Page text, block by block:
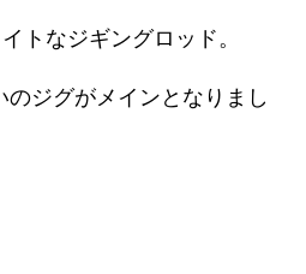
トなジギングロッド。
のジグがメインとなりまし